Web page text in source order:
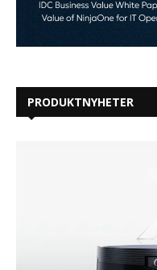
PRODUKTNYHETER